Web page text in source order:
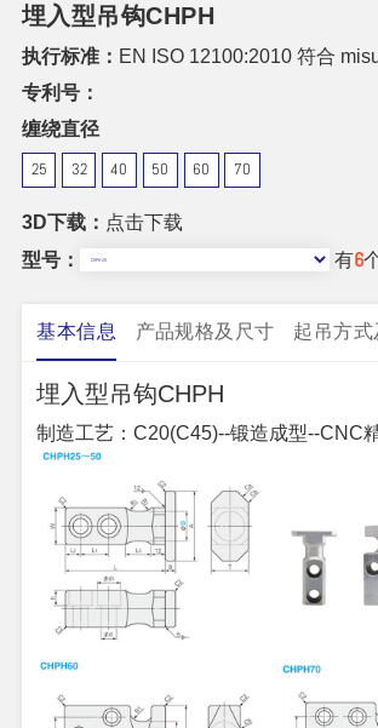
埋入型吊钩CHPH
执行标准： EN ISO 12100:2010 符合
专利号：
缠绕直径
25 32 40 50 60 70
3D下载： 点击下载
型号： 有6
基本信息 产品规格及尺寸 起吊方
埋入型吊钩CHPH
制造工艺：C20(C45)--锻造成型--CNC